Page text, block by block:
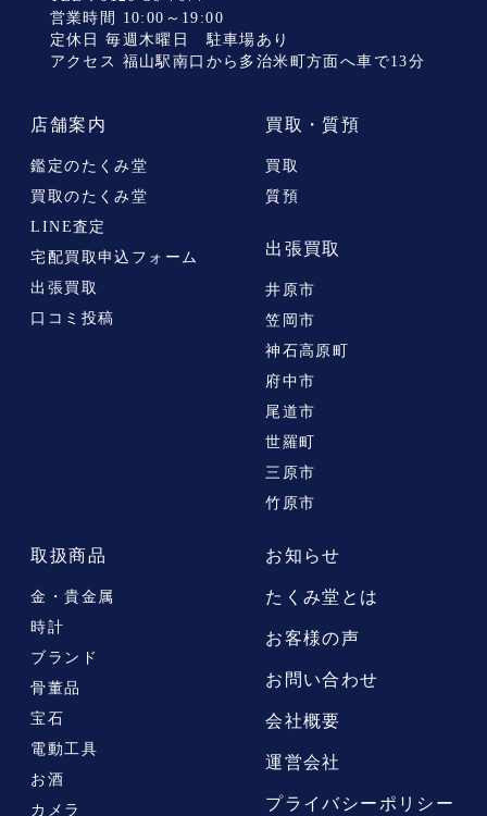
営業時間 10:00～19:00
定休日 毎週木曜日 駐車場あり
アクセス 福山駅南口から多治米町方面へ車で13分
店舗案内
鑑定のたくみ堂
買取のたくみ堂
LINE査定
宅配買取申込フォーム
出張買取
口コミ投稿
買取・質預
買取
質預
出張買取
井原市
笠岡市
神石高原町
府中市
尾道市
世羅町
三原市
竹原市
取扱商品
金・貴金属
時計
ブランド
骨董品
宝石
電動工具
お酒
カメラ
お知らせ
たくみ堂とは
お客様の声
お問い合わせ
会社概要
運営会社
プライバシーポリシー